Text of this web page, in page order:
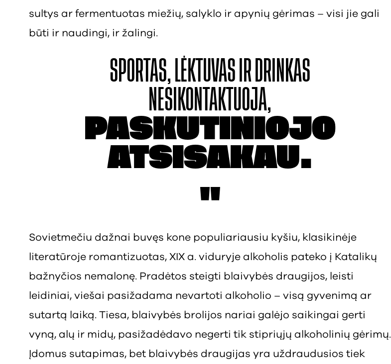
sultys ar fermentuotas miežių, salyklo ir apynių gėrimas – visi jie gali
būti ir naudingi, ir žalingi.
SPORTAS, LĖKTUVAS IR DRINKAS
NESIKONTAKTUOJA,
PASKUTINIOJO
ATSISAKAU.
Sovietmečiu dažnai buvęs kone populiariausiu kyšiu, klasikinėje
literatūroje romantizuotas, XIX a. viduryje alkoholis pateko į Katalikų
bažnyčios nemalonę. Pradėtos steigti blaivybės draugijos, leisti
leidiniai, viešai pasižadama nevartoti alkoholio – visą gyvenimą ar
sutartą laiką. Tiesa, blaivybės brolijos nariai galėjo saikingai gerti
vyną, alų ir midų, pasižadėdavo negerti tik stipriųjų alkoholinių gėrimų.
Įdomus sutapimas, bet blaivybės draugijas yra uždraudusios tiek